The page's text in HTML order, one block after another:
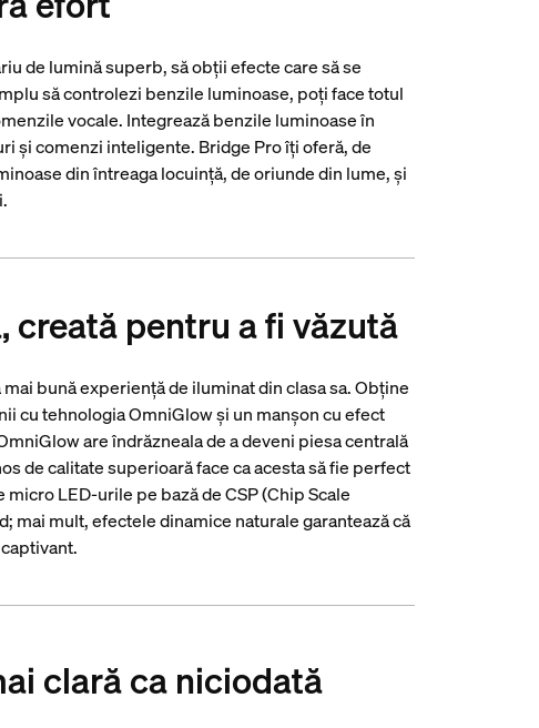
de lumină superb, să obții efecte care să se
să controlezi benzile luminoase, poți face totul
vocale. Integrează benzile luminoase în
și comenzi inteligente. Bridge Pro îți oferă, de
din întreaga locuință, de oriunde din lume, și
creată pentru a fi văzută
bună experiență de iluminat din clasa sa. Obține
cu tehnologia OmniGlow și un manșon cu efect
are îndrăzneala de a deveni piesa centrală
de calitate superioară face ca acesta să fie perfect
LED-urile pe bază de CSP (Chip Scale
mai mult, efectele dinamice naturale garantează că
clară ca niciodată